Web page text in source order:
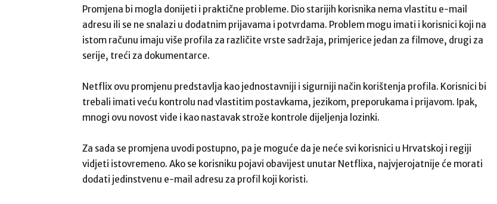
Promjena bi mogla donijeti i praktične probleme. Dio starijih korisnika nema vlastitu e-mail
adresu ili se ne snalazi u dodatnim prijavama i potvrdama. Problem mogu imati i korisnici koji na
istom računu imaju više profila za različite vrste sadržaja, primjerice jedan za filmove, drugi za
serije, treći za dokumentarce.
Netflix ovu promjenu predstavlja kao jednostavniji i sigurniji način korištenja profila. Korisnici bi
trebali imati veću kontrolu nad vlastitim postavkama, jezikom, preporukama i prijavom. Ipak,
mnogi ovu novost vide i kao nastavak strože kontrole dijeljenja lozinki.
Za sada se promjena uvodi postupno, pa je moguće da je neće svi korisnici u Hrvatskoj i regiji
vidjeti istovremeno. Ako se korisniku pojavi obavijest unutar Netflixa, najvjerojatnije će morati
dodati jedinstvenu e-mail adresu za profil koji koristi.